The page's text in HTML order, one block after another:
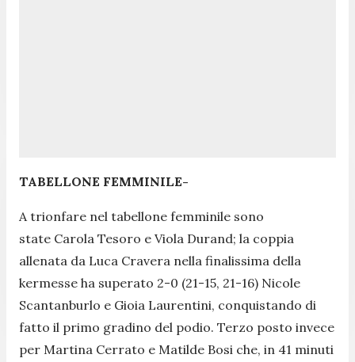
TABELLONE FEMMINILE-
A trionfare nel tabellone femminile sono
state Carola Tesoro e Viola Durand; la coppia
allenata da Luca Cravera nella finalissima della
kermesse ha superato 2-0 (21-15, 21-16) Nicole
Scantanburlo e Gioia Laurentini, conquistando di
fatto il primo gradino del podio. Terzo posto invece
per Martina Cerrato e Matilde Bosi che, in 41 minuti